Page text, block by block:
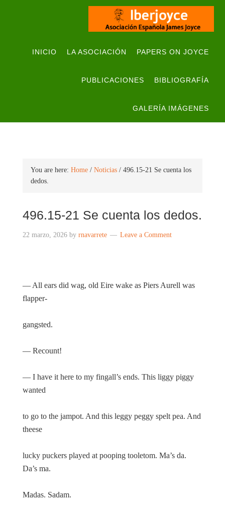
INICIO LA ASOCIACIÓN PAPERS ON JOYCE
PUBLICACIONES BIBLIOGRAFÍA
GALERÍA IMÁGENES
You are here: Home / Noticias /496.15-21 Se cuenta los
dedos.
496.15-21 Se cuenta los dedos.
22 marzo, 2026by rnavarrete Leave a Comment
— All ears did wag, old Eire wake as Piers Aurell was
flapper-
gangsted.
— Recount!
— I have it here to my fingall’s ends. This liggy piggy
wanted
to go to the jampot. And this leggy peggy spelt pea. And
theese
lucky puckers played at pooping tooletom. Ma’s da.
Da’s ma.
Madas. Sadam.